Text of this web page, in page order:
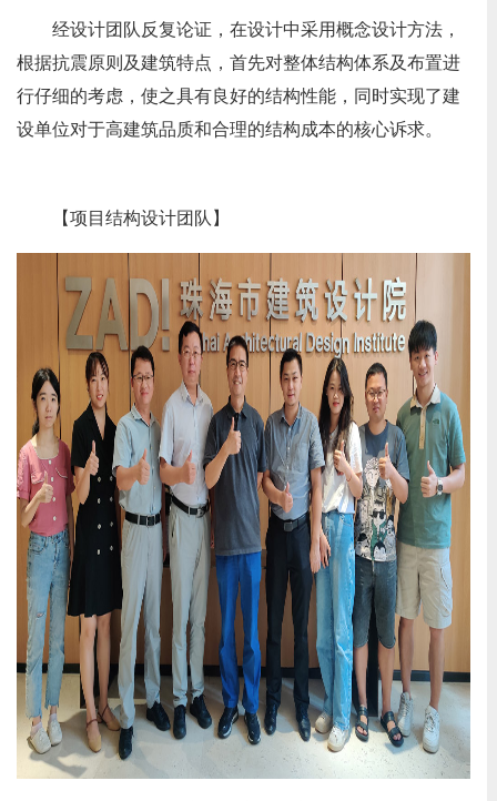
经设计团队反复论证，在设计中采用概念设计方法，
根据抗震原则及建筑特点，首先对整体结构体系及布置进
行仔细的考虑，使之具有良好的结构性能，同时实现了建
设单位对于高建筑品质和合理的结构成本的核心诉求。
【项目结构设计团队】